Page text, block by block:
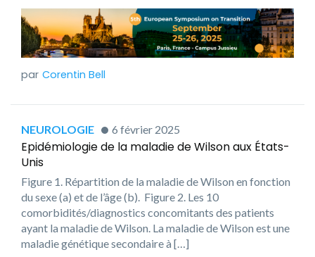
Corentin Bell
NEUROLOGIE 6 février 2025
Epidémiologie de la maladie de Wilson aux États-
Unis
Figure 1. Répartition de la maladie de Wilson en fonction
du sexe (a) et de l’âge (b). Figure 2. Les 10
comorbidités/diagnostics concomitants des patients
ayant la maladie de Wilson. La maladie de Wilson est une
maladie génétique secondaire à […]